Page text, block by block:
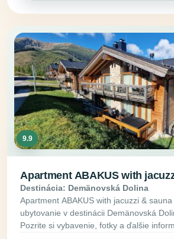
9.9
Apartment ABAKUS with
Destinácia: Demänovská Dolina
Apartment ABAKUS with jacuzzi &
ubytovanie v destinácii Demänovská
Pozrite si vybavenie, fotky a ďalšie